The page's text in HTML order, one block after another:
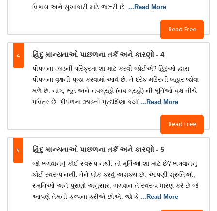
Read Free
વિકાસ અને સુખાકારી માટે જરૂરી છે. ...Read More
4 હિંદુ માન્યતાઓ પાછળના તર્ક અને કારણો - 4
Read Free
પીપળના ઝાડની પરિક્રમા શા માટે કરવી જોઈએ? હિંદુઓ દ્વારા
પીપળના વૃક્ષની પૂજા કરવામાં આવે છે. તે દરેક મંદિરની બહાર જોવા
મળે છે. નાગ, ભૂત અને નવગ્રહો (નવ ગ્રહો) ની મૂર્તિઓ વૃક્ષ નીચે
પવિત્ર છે. પીપળના ઝાડની પ્રદક્ષિણા કર્યા ...Read More
5 હિંદુ માન્યતાઓ પાછળના તર્ક અને કારણો - 5
જો ભગવાનનું કોઈ સ્વરૂપ નથી, તો મૂર્તિઓ શા માટે છે? ભગવાનનું
કોઈ સ્વરૂપ નથી. તેને લૉક કરવું અશક્ય છે. આપણી શ્રુતિઓ,
સ્મૃતિઓ અને પુરાણો અનુસાર, ભગવાન તે સ્વરૂપ ધારણ કરે છે જે
આપણે તેમની કલ્પના કરીએ છીએ. જો કે ...Read More